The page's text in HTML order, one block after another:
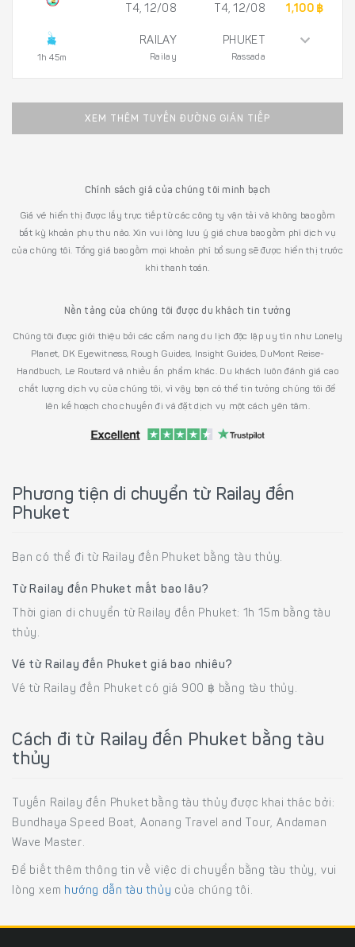
1h 45m
T4, 12/08
RAILAY
Railay
T4, 12/08
PHUKET
Rassada
1,100 ฿
XEM THÊM TUYẾN ĐƯỜNG GIÁN TIẾP
Chính sách giá của chúng tôi minh bạch
Giá vé hiển thị được lấy trực tiếp từ các công ty vận tải và không bao gồm
bất kỳ khoản phụ thu nào. Xin vui lòng lưu ý giá chưa bao gồm phí dịch vụ
của chúng tôi. Tổng giá bao gồm mọi khoản phí bổ sung sẽ được hiển thị trước
khi thanh toán.
Nền tảng của chúng tôi được du khách tin tưởng
Chúng tôi được giới thiệu bởi các cẩm nang du lịch độc lập uy tín như Lonely
Planet, DK Eyewitness, Rough Guides, Insight Guides, DuMont Reise-
Handbuch, Le Routard và nhiều ấn phẩm khác. Du khách luôn đánh giá cao
chất lượng dịch vụ của chúng tôi, vì vậy bạn có thể tin tưởng chúng tôi để
lên kế hoạch cho chuyến đi và đặt dịch vụ một cách yên tâm.
Phương tiện di chuyển từ Railay đến
Phuket
Bạn có thể đi từ Railay đến Phuket bằng tàu thủy.
Từ Railay đến Phuket mất bao lâu?
Thời gian di chuyển từ Railay đến Phuket: 1h 15m bằng tàu
thủy.
Vé từ Railay đến Phuket giá bao nhiêu?
Vé từ Railay đến Phuket có giá 900 ฿ bằng tàu thủy.
Cách đi từ Railay đến Phuket bằng tàu
thủy
Tuyến Railay đến Phuket bằng tàu thủy được khai thác bởi:
Bundhaya Speed Boat, Aonang Travel and Tour, Andaman
Wave Master.
Để biết thêm thông tin về việc di chuyển bằng tàu thủy, vui
lòng xem hướng dẫn tàu thủy của chúng tôi.